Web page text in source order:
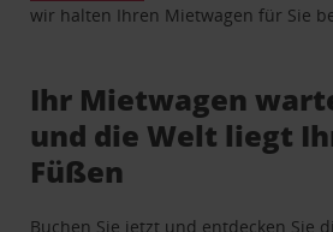
wir halten Ihren Mietwagen für Sie
Ihr Mietwagen
und die Welt liegt
Füßen
Buchen Sie jetzt und entdecken Sie